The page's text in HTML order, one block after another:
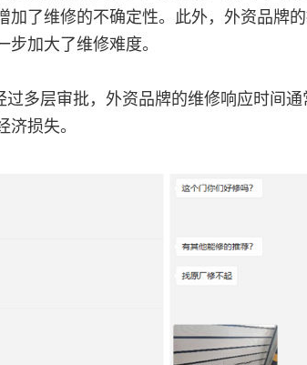
加了维修的不确定性。此外，外资品牌
加大了维修难度。
过多层审批，外资品牌的维修响应时间
损失。